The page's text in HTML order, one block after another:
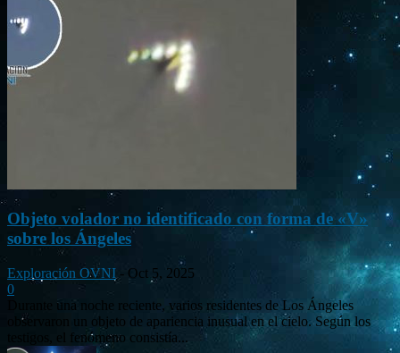
Objeto volador no identificado con forma de «V»
sobre los Ángeles
Exploración OVNI - Oct 5, 2025
0
Durante una noche reciente, varios residentes de Los Ángeles
observaron un objeto de apariencia inusual en el cielo. Según los
testigos, el fenómeno consistía...